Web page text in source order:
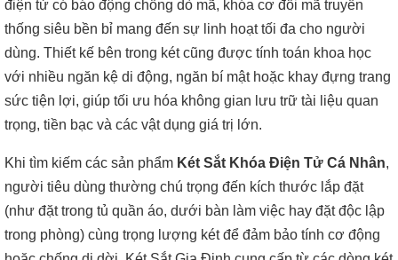
điện tử có báo động chống dò mã, khóa cơ đổi mã truyền
thống siêu bền bỉ mang đến sự linh hoạt tối đa cho người
dùng. Thiết kế bên trong két cũng được tính toán khoa học
với nhiều ngăn kệ di động, ngăn bí mật hoặc khay đựng trang
sức tiện lợi, giúp tối ưu hóa không gian lưu trữ tài liệu quan
trọng, tiền bạc và các vật dụng giá trị lớn.
Khi tìm kiếm các sản phẩm Két Sắt Khóa Điện Tử Cá Nhân,
người tiêu dùng thường chú trọng đến kích thước lắp đặt
(như đặt trong tủ quần áo, dưới bàn làm việc hay đặt độc lập
trong phòng) cùng trọng lượng két để đảm bảo tính cơ động